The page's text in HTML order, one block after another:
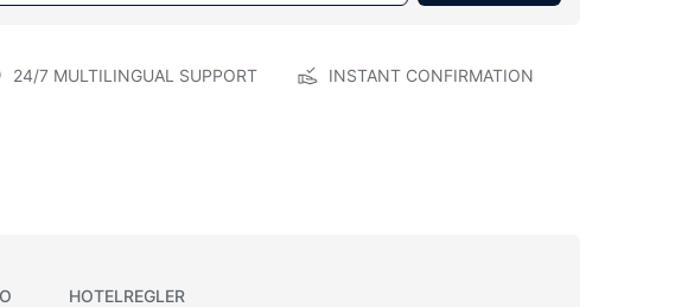
24/7 MULTILINGUAL SUPPORT INSTANT CONFIRMATION
HOTELREGLER